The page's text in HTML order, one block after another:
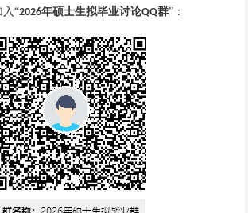
入“2026年硕士生拟毕业讨论QQ群”：